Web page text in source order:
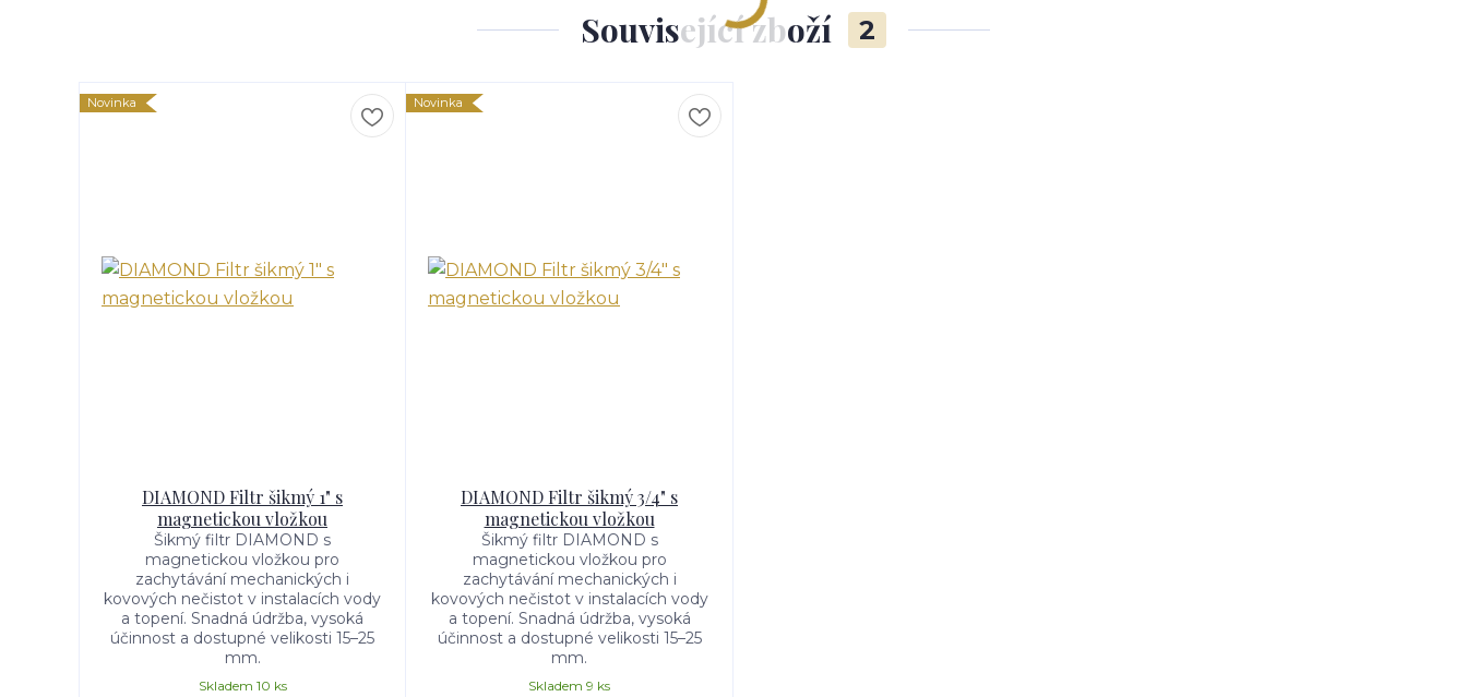
Související zboží 2
Novinka
DIAMOND Filtr šikmý 1" s
magnetickou vložkou
Šikmý filtr DIAMOND s
magnetickou vložkou pro
zachytávání mechanických i
kovových nečistot v instalacích vody
a topení. Snadná údržba, vysoká
účinnost a dostupné velikosti 15–25
mm.
Skladem 10 ks
Novinka
DIAMOND Filtr šikmý 3/4" s
magnetickou vložkou
Šikmý filtr DIAMOND s
magnetickou vložkou pro
zachytávání mechanických i
kovových nečistot v instalacích vody
a topení. Snadná údržba, vysoká
účinnost a dostupné velikosti 15–25
mm.
Skladem 9 ks